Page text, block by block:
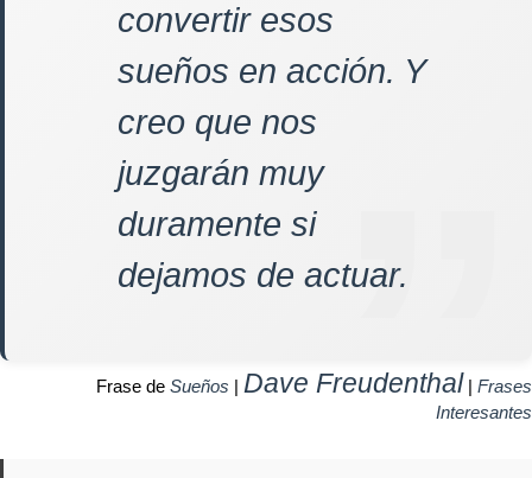
convertir esos
sueños en acción. Y
creo que nos
juzgarán muy
duramente si
dejamos de actuar.
Frase de Sueños | Dave Freudenthal | Frases
Interesantes